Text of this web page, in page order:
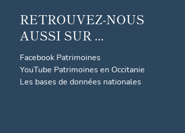
RETROUVEZ-NOUS
AUSSI SUR ...
Facebook Patrimoines
YouTube Patrimoines en Occitanie
Les bases de données nationales